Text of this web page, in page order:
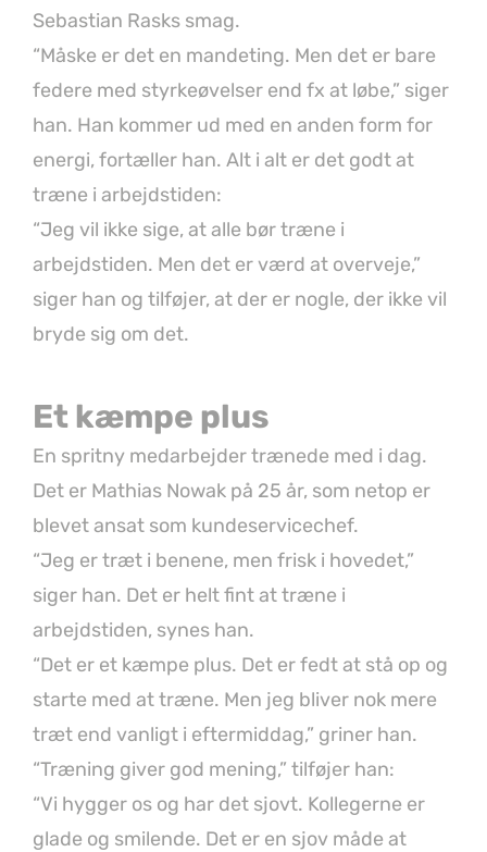
Sebastian Rasks smag.
“Måske er det en mandeting. Men det er bare
federe med styrkeøvelser end fx at løbe,” siger
han. Han kommer ud med en anden form for
energi, fortæller han. Alt i alt er det godt at
træne i arbejdstiden:
“Jeg vil ikke sige, at alle bør træne i
arbejdstiden. Men det er værd at overveje,”
siger han og tilføjer, at der er nogle, der ikke vil
bryde sig om det.
Et kæmpe plus
En spritny medarbejder trænede med i dag.
Det er Mathias Nowak på 25 år, som netop er
blevet ansat som kundeservicechef.
“Jeg er træt i benene, men frisk i hovedet,”
siger han. Det er helt fint at træne i
arbejdstiden, synes han.
“Det er et kæmpe plus. Det er fedt at stå op og
starte med at træne. Men jeg bliver nok mere
træt end vanligt i eftermiddag,” griner han.
“Træning giver god mening,” tilføjer han:
“Vi hygger os og har det sjovt. Kollegerne er
glade og smilende. Det er en sjov måde at